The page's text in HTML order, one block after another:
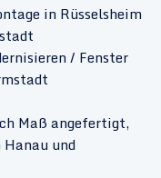
in Rüsselsheim
/ Fenster
Maß angefertigt,
und